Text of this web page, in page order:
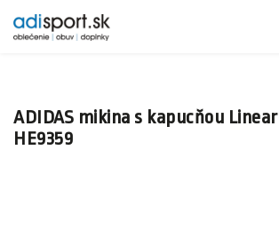
ADIDAS mikina s kapucňou Linear
HE9359